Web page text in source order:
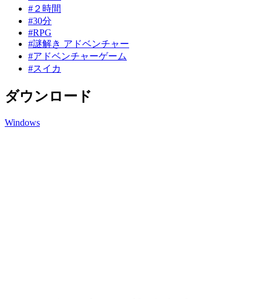
#２時間
#30分
#RPG
#謎解き アドベンチャー
#アドベンチャーゲーム
#スイカ
ダウンロード
Windows